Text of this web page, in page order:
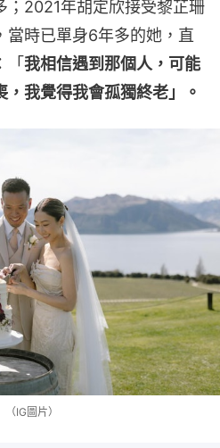
；2021年胡定欣接受黎芷珊
當時已單身6年多的她，直
「 我相信遇到那個人，可能
我覺得我會孤獨終老」。
IG圖片）